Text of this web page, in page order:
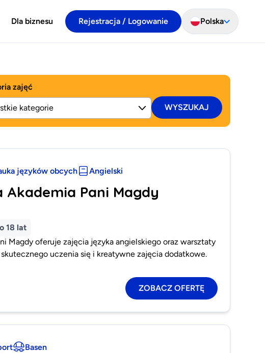
Dla biznesu Rejestracja / Logowanie Polska
zajęć
WYSZUKAJ
języków obcych Angielski
Akademia Pani Magdy
18 lat
Magdy oferuje zajęcia języka angielskiego oraz warsztaty
uczenia się i kreatywne zajęcia dodatkowe.
ZOBACZ OFERTĘ
Basen